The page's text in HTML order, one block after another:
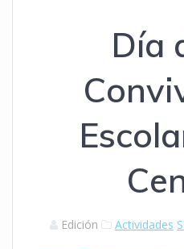
Día
Edición Actividades